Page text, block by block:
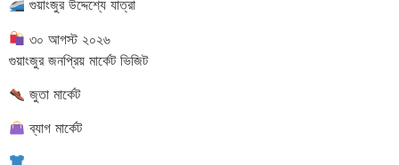
গুয়াংজুর উদ্দেশ্যে যাত্রা
৩০ আগস্ট ২০২৬
গুয়াংজুর জনপ্রিয় মার্কেট ভিজিট
জুতা মার্কেট
ব্যাগ মার্কেট